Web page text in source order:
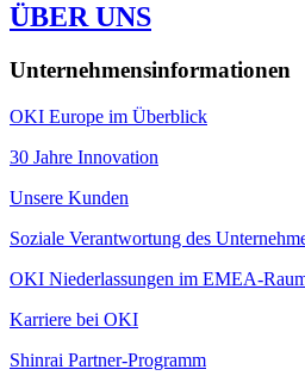
ÜBER UNS
Unternehmensinformationen
OKI Europe im Überblick
30 Jahre Innovation
Unsere Kunden
Soziale Verantwortung des
OKI Niederlassungen im EMEA-
Karriere bei OKI
Shinrai Partner-Programm